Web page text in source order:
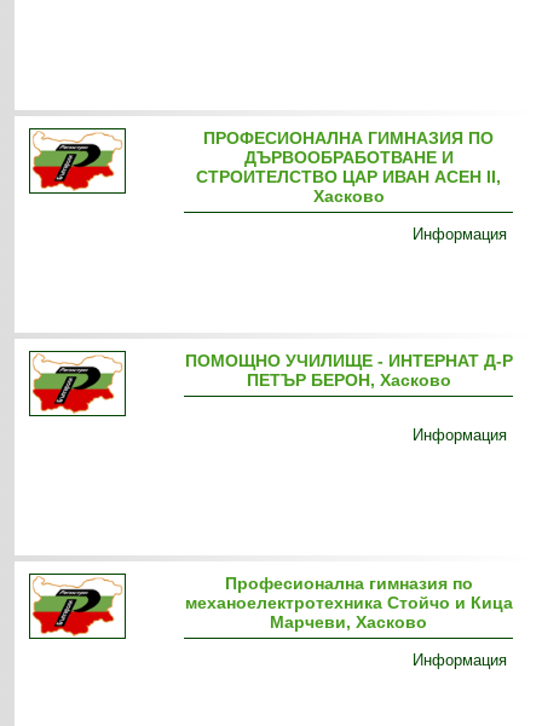
ПРОФЕСИОНАЛНА ГИМНАЗИЯ ПО
ДЪРВООБРАБОТВАНЕ И
СТРОИТЕЛСТВО ЦАР ИВАН АСЕН ІІ,
Хасково
Информация
ПОМОЩНО УЧИЛИЩЕ - ИНТЕРНАТ Д-Р
ПЕТЪР БЕРОН, Хасково
Информация
Професионална гимназия по
механоелектротехника Стойчо и Кица
Марчеви, Хасково
Информация